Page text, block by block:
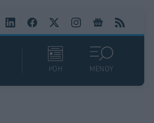
ΡΟΗ ΜΕΝΟΥ